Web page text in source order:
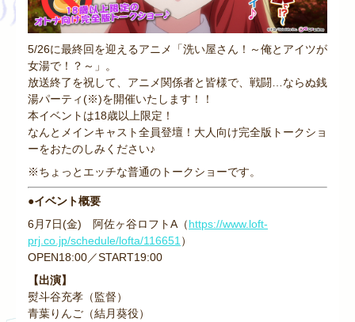
5/26に最終回を迎えるアニメ「洗い屋さん！～俺とアイツが
女湯で！？～」。
放送終了を祝して、アニメ関係者と皆様で、戦闘…ならぬ銭
湯パーティ(※)を開催いたします！！
本イベントは18歳以上限定！
なんとメインキャスト全員登壇！大人向け完全版トークショ
ーをおたのしみください♪
※ちょっとエッチな普通のトークショーです。
●イベント概要
6月7日(金) 阿佐ヶ谷ロフトA（https://www.loft-
prj.co.jp/schedule/lofta/116651 ）
OPEN18:00／START19:00
【出演】
熨斗谷充孝（監督）
青葉りんご（結月葵役）